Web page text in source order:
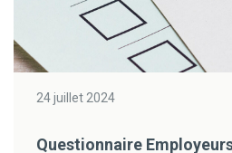
24 juillet 2024
Questionnaire